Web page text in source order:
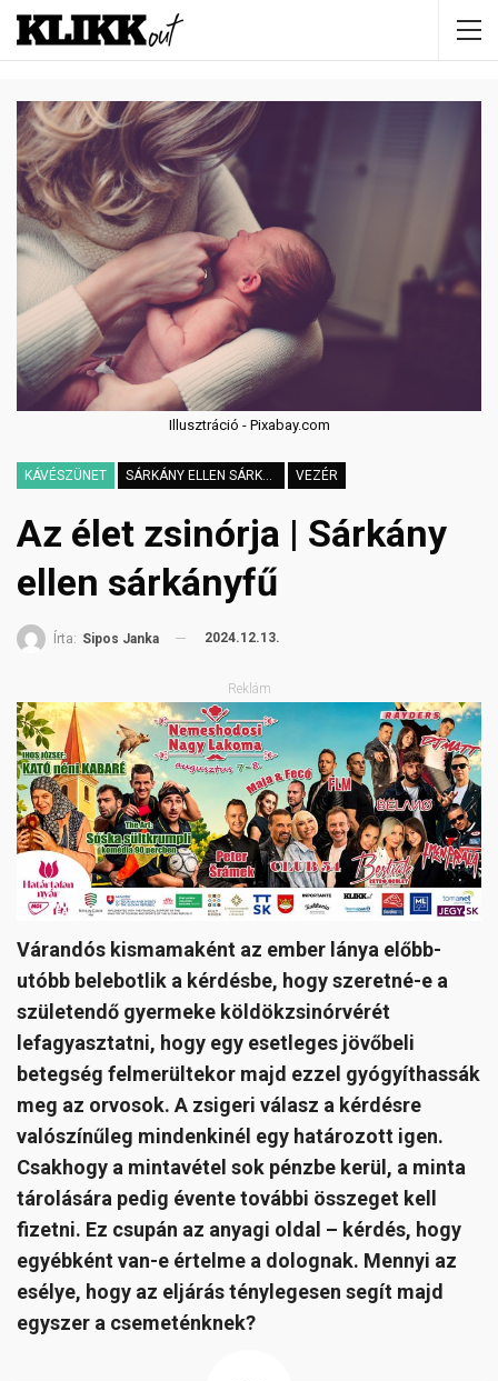
Illusztráció - Pixabay.com
KÁVÉSZÜNET SÁRKÁNY ELLEN SÁRKÁNYFŰ VEZÉR
Az élet zsinórja | Sárkány
ellen sárkányfű
Írta: Sipos Janka 2024.12.13.
Reklám
Várandós kismamaként az ember lánya előbb-
utóbb belebotlik a kérdésbe, hogy szeretné-e a
születendő gyermeke köldökzsinórvérét
lefagyasztatni, hogy egy esetleges jövőbeli
betegség felmerültekor majd ezzel gyógyíthassák
meg az orvosok. A zsigeri válasz a kérdésre
valószínűleg mindenkinél egy határozott igen.
Csakhogy a mintavétel sok pénzbe kerül, a minta
tárolására pedig évente további összeget kell
fizetni. Ez csupán az anyagi oldal – kérdés, hogy
egyébként van-e értelme a dolognak. Mennyi az
esélye, hogy az eljárás ténylegesen segít majd
egyszer a csemeténknek?